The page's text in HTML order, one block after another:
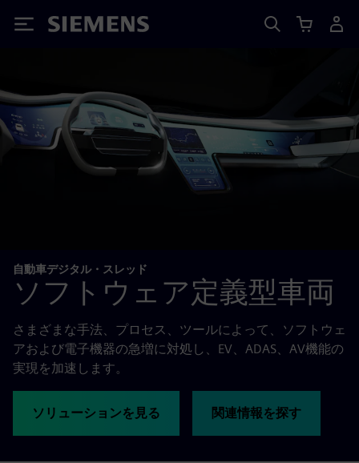
Siemens
自動車デジタル・スレッド
ソフトウェア定義型車両
さまざまな手法、プロセス、ツールによって、ソフトウェ
アおよび電子機器の急増に対処し、EV、ADAS、AV機能の
実現を加速します。
ソリューションを見る 関連情報を探す